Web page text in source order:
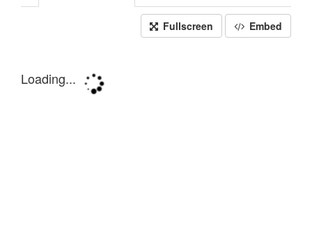
Fullscreen Embed